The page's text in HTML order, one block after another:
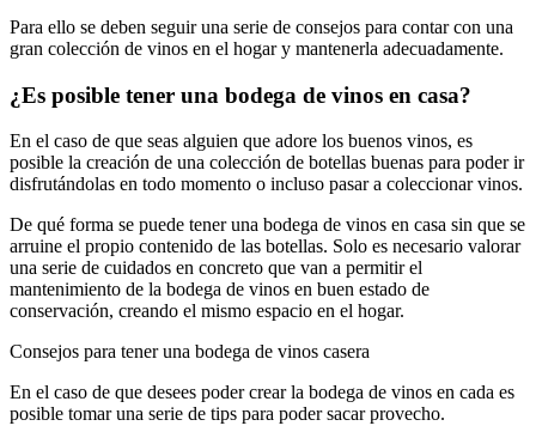
Para ello se deben seguir una serie de consejos para contar con una
gran colección de vinos en el hogar y mantenerla adecuadamente.
¿Es posible tener una bodega de vinos en casa?
En el caso de que seas alguien que adore los buenos vinos, es
posible la creación de una colección de botellas buenas para poder ir
disfrutándolas en todo momento o incluso pasar a coleccionar vinos.
De qué forma se puede tener una bodega de vinos en casa sin que se
arruine el propio contenido de las botellas. Solo es necesario valorar
una serie de cuidados en concreto que van a permitir el
mantenimiento de la bodega de vinos en buen estado de
conservación, creando el mismo espacio en el hogar.
Consejos para tener una bodega de vinos casera
En el caso de que desees poder crear la bodega de vinos en cada es
posible tomar una serie de tips para poder sacar provecho.